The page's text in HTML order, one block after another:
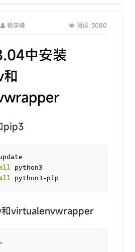
杨学峰 阅读: 3080
中安装
pip3
virtualenvwrapper